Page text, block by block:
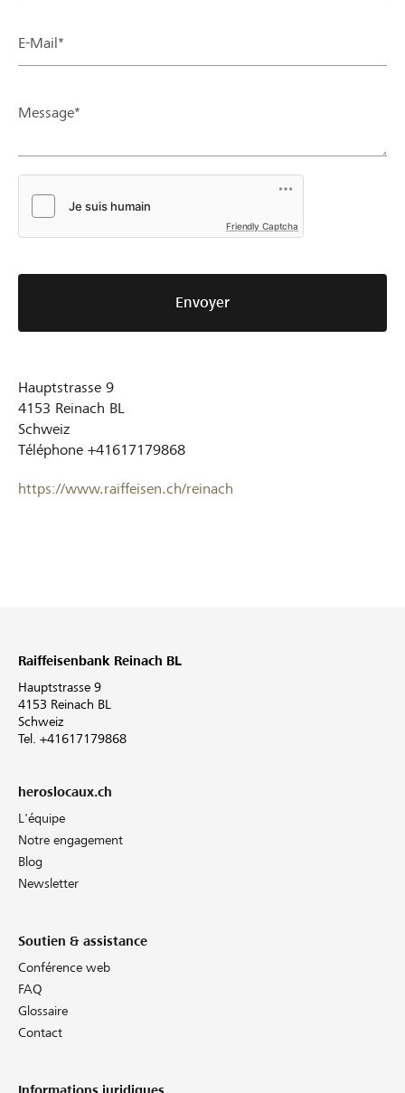
E-Mail*
Message*
Friendly Captcha
Envoyer
Hauptstrasse 9
4153 Reinach BL
Schweiz
Téléphone +41617179868
https://www.raiffeisen.ch/reinach
Raiffeisenbank Reinach BL
Hauptstrasse 9
4153 Reinach BL
Schweiz
Tel. +41617179868
heroslocaux.ch
L'équipe
Notre engagement
Blog
Newsletter
Soutien & assistance
Conférence web
FAQ
Glossaire
Contact
Informations juridiques